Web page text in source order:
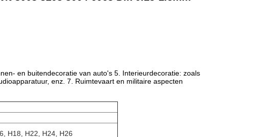
en buitendecoratie van auto's 5. Interieurdecoratie: zoals
enz. 7. Ruimtevaart en militaire aspecten
H18, H22, H24, H26